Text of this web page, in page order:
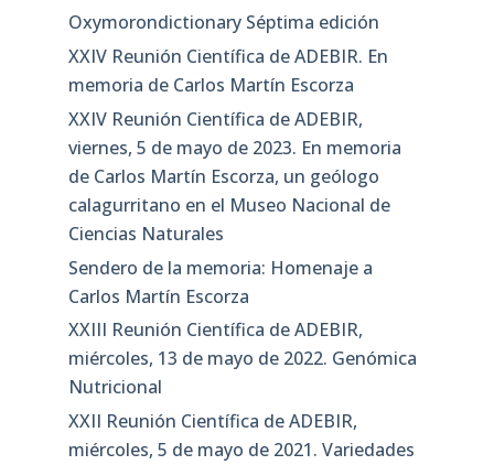
Oxymorondictionary Séptima edición
XXIV Reunión Científica de ADEBIR. En
memoria de Carlos Martín Escorza
XXIV Reunión Científica de ADEBIR,
viernes, 5 de mayo de 2023. En memoria
de Carlos Martín Escorza, un geólogo
calagurritano en el Museo Nacional de
Ciencias Naturales
Sendero de la memoria: Homenaje a
Carlos Martín Escorza
XXIII Reunión Científica de ADEBIR,
miércoles, 13 de mayo de 2022. Genómica
Nutricional
XXII Reunión Científica de ADEBIR,
miércoles, 5 de mayo de 2021. Variedades